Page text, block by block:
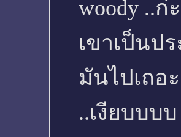
woody ..ก่
เขาเป็นป
มันไปเถอ
..เงียบบบบ